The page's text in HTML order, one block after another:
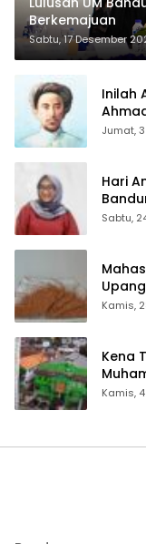
Berkemajuan
Sabtu, 17 Desember
Inilah
Jumat,
Hari
Sabtu,
Kamis,
Kena
ke
Kamis,